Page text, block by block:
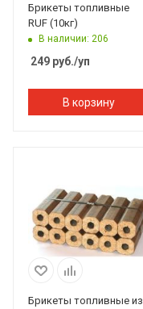
Брикеты топливные
RUF (10кг)
В наличии: 206
249 руб./уп
В корзину
Брикеты топливные из